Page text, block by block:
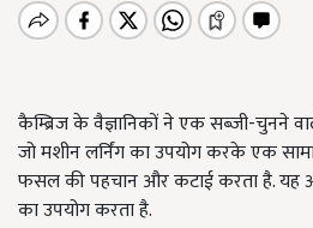
कैम्ब्रिज के वैज्ञानिकों ने एक सब्जी-चुनने
जो मशीन लर्निंग का उपयोग करके एक
फसल की पहचान और कटाई करता है. यह
का उपयोग करता है.